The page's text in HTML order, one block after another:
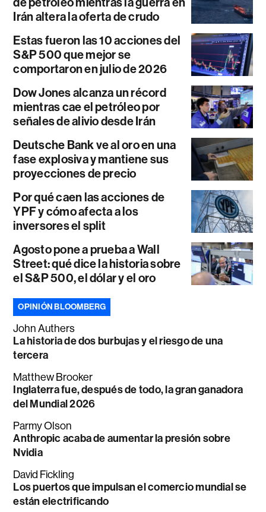
Irán altera la oferta de crudo
Estas fueron las 10 acciones del
S&P 500 que mejor se
comportaron en julio de 2026
Dow Jones alcanza un récord
mientras cae el petróleo por
señales de alivio desde Irán
Deutsche Bank ve al oro en una
fase explosiva y mantiene sus
proyecciones de precio
Por qué caen las acciones de
YPF y cómo afecta a los
inversores el split
Agosto pone a prueba a Wall
Street: qué dice la historia sobre
el S&P 500, el dólar y el oro
OPINIÓN BLOOMBERG
John Authers
La historia de dos burbujas y el riesgo de una
tercera
Matthew Brooker
Inglaterra fue, después de todo, la gran ganadora
del Mundial 2026
Parmy Olson
Anthropic acaba de aumentar la presión sobre
Nvidia
David Fickling
Los puertos que impulsan el comercio mundial se
están electrificando